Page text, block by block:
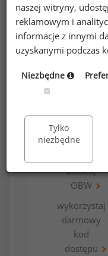
bezpłatna
ankietę
OBW
wykorzystaj
darmowy
kod
dostępu
naszej witryny,
reklamowym i
informacje z innymi
uzyskanymi podczas
Niezbędne
Tylko
niezbędne